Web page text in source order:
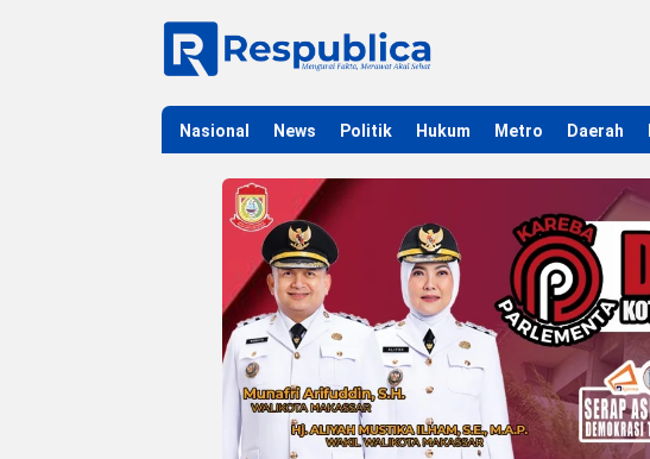
Nasional News Politik Hukum Metro Daerah